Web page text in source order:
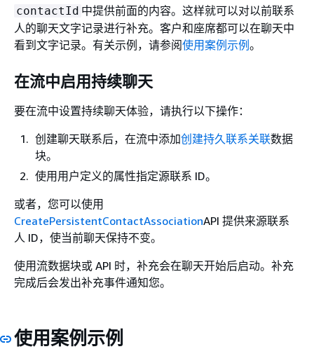
contactId 中提供前面的内容。这样就可以对以前联系
人的聊天文字记录进行补充。客户和座席都可以在聊天中
看到文字记录。有关示例，请参阅使用案例示例。
在流中启用持续聊天
要在流中设置持续聊天体验，请执行以下操作：
创建聊天联系后，在流中添加创建持久联系关联数据
块。
使用用户定义的属性指定源联系 ID。
或者，您可以使用
CreatePersistentContactAssociationAPI 提供来源联系
人 ID，使当前聊天保持不变。
使用流数据块或 API 时，补充会在聊天开始后启动。补充
完成后会发出补充事件通知您。
使用案例示例